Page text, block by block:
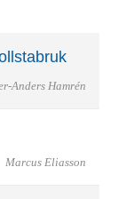
Anders Hamrén
Marcus Eliasson